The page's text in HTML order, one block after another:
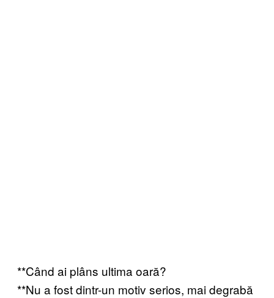
**Când ai plâns ultima oară?
**Nu a fost dintr-un motiv serios, mai degrabă